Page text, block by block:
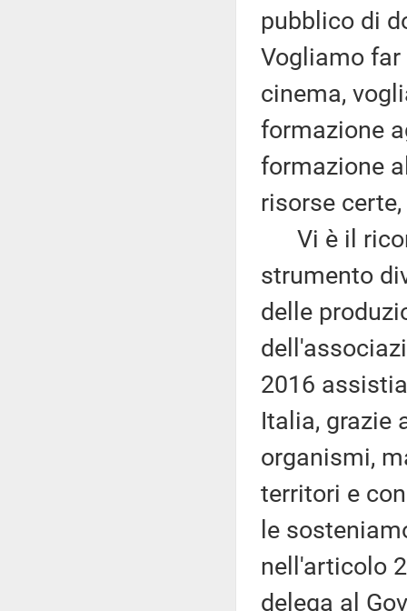
pubblico di
Vogliamo
cinema,
formazione
formazione
risorse
Vi è il
strumento
delle
2016
Italia, grazie
organismi,
territori e
le
nell'articolo
delega al